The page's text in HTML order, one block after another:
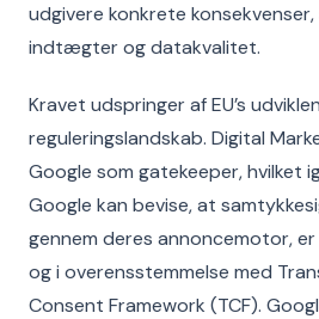
udgivere konkrete
indtægter og datakvalitet.
Kravet udspringer af EU’s
reguleringslandskab. Digital
Google som gatekeeper, hvilket
Google kan bevise, at
gennem deres annoncemotor,
og i overensstemmelse med
Consent Framework (TCF).